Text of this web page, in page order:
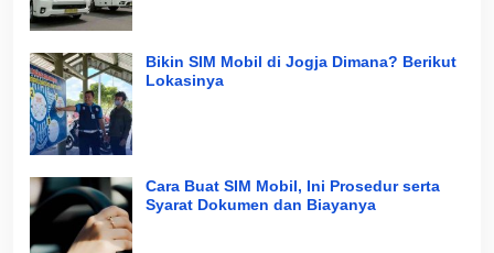
Bikin SIM Mobil di Jogja Dimana? Berikut
Lokasinya
Cara Buat SIM Mobil, Ini Prosedur serta
Syarat Dokumen dan Biayanya